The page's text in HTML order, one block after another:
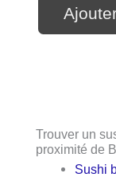
Trouver un
proximité de
Sushi